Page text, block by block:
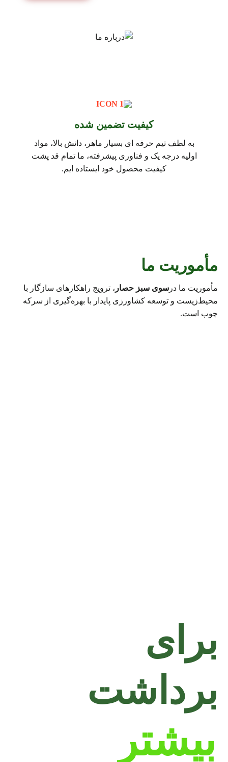
کیفیت تضمین شده
به لطف تیم حرفه ای بسیار ماهر، دانش بالا، مواد
اولیه درجه یک و فناوری پیشرفته، ما تمام قد پشت
کیفیت محصول خود ایستاده ایم.
مأموریت ما
مأموریت ما در سوی سبز حصار ، ترویج راهکارهای سازگار با
محیط‌زیست و توسعه کشاورزی پایدار با بهره‌گیری از سرکه
چوب است.
برای
برداشت
بیشتر